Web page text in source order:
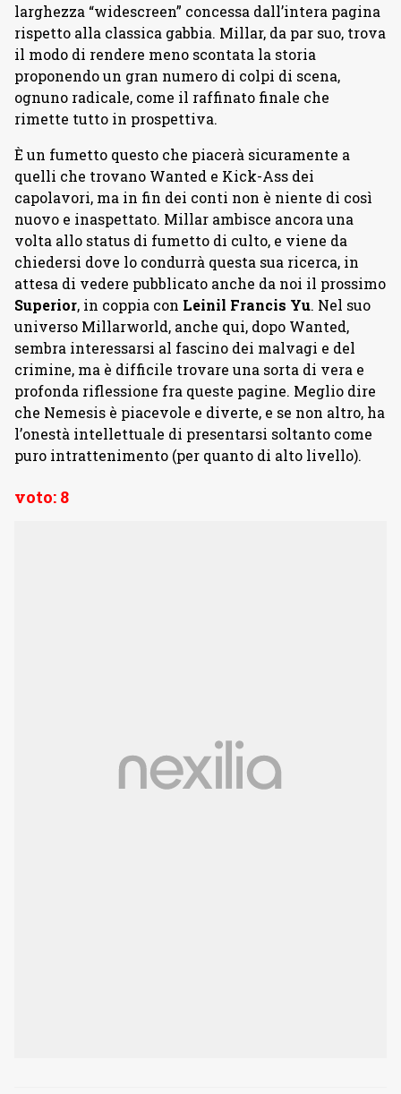
larghezza “widescreen” concessa dall’intera pagina
rispetto alla classica gabbia. Millar, da par suo, trova
il modo di rendere meno scontata la storia
proponendo un gran numero di colpi di scena,
ognuno radicale, come il raffinato finale che
rimette tutto in prospettiva.
È un fumetto questo che piacerà sicuramente a
quelli che trovano Wanted e Kick-Ass dei
capolavori, ma in fin dei conti non è niente di così
nuovo e inaspettato. Millar ambisce ancora una
volta allo status di fumetto di culto, e viene da
chiedersi dove lo condurrà questa sua ricerca, in
attesa di vedere pubblicato anche da noi il prossimo
Superior, in coppia con Leinil Francis Yu. Nel suo
universo Millarworld, anche qui, dopo Wanted,
sembra interessarsi al fascino dei malvagi e del
crimine, ma è difficile trovare una sorta di vera e
profonda riflessione fra queste pagine. Meglio dire
che Nemesis è piacevole e diverte, e se non altro, ha
l’onestà intellettuale di presentarsi soltanto come
puro intrattenimento (per quanto di alto livello).
voto: 8